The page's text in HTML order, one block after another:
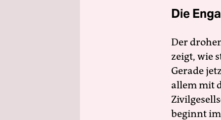
Die
Der
zeigt, wie
Gerade
allem mit
beginnt